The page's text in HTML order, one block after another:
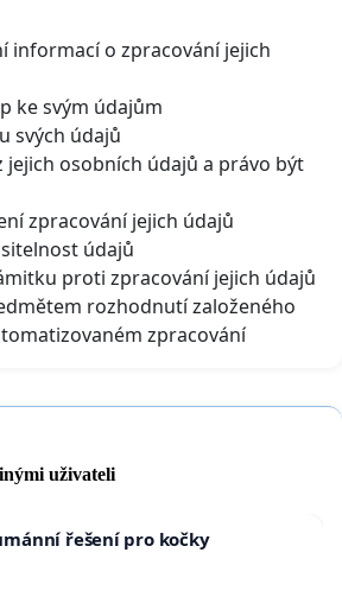
informací o zpracování jejich
ke svým údajům
svých údajů
jejich osobních údajů a právo být
zpracování jejich údajů
údajů
proti zpracování jejich údajů
rozhodnutí založeného
zpracování
uživateli
řešení pro kočky